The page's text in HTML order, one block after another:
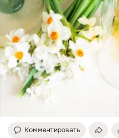
Комментировать